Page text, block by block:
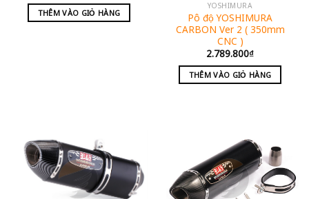
THÊM VÀO GIỎ HÀNG
YOSHIMURA
Pô độ YOSHIMURA
CARBON Ver 2 ( 350mm
CNC )
2.789.800₫
THÊM VÀO GIỎ HÀNG